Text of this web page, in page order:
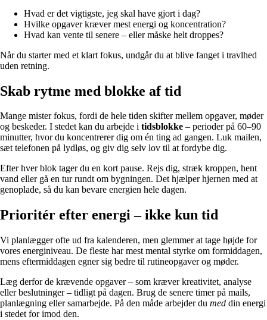
Hvad er det vigtigste, jeg skal have gjort i dag?
Hvilke opgaver kræver mest energi og koncentration?
Hvad kan vente til senere – eller måske helt droppes?
Når du starter med et klart fokus, undgår du at blive fanget i travlhed
uden retning.
Skab rytme med blokke af tid
Mange mister fokus, fordi de hele tiden skifter mellem opgaver, møder
og beskeder. I stedet kan du arbejde i tidsblokke – perioder på 60–90
minutter, hvor du koncentrerer dig om én ting ad gangen. Luk mailen,
sæt telefonen på lydløs, og giv dig selv lov til at fordybe dig.
Efter hver blok tager du en kort pause. Rejs dig, stræk kroppen, hent
vand eller gå en tur rundt om bygningen. Det hjælper hjernen med at
genoplade, så du kan bevare energien hele dagen.
Prioritér efter energi – ikke kun tid
Vi planlægger ofte ud fra kalenderen, men glemmer at tage højde for
vores energiniveau. De fleste har mest mental styrke om formiddagen,
mens eftermiddagen egner sig bedre til rutineopgaver og møder.
Læg derfor de krævende opgaver – som kræver kreativitet, analyse
eller beslutninger – tidligt på dagen. Brug de senere timer på mails,
planlægning eller samarbejde. På den måde arbejder du med din energi
i stedet for imod den.